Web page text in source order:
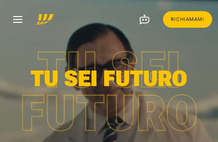
RICHIAMAMI
TU SEI
FUTURO
TU SEI FUTURO